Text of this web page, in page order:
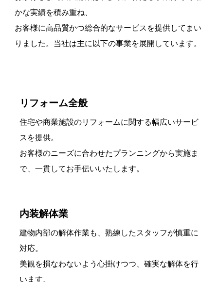
かな実績を積み重ね、
お客様に高品質かつ総合的なサービスを提供してまい
りました。当社は主に以下の事業を展開しています。
リフォーム全般
住宅や商業施設のリフォームに関する幅広いサービ
スを提供。
お客様のニーズに合わせたプランニングから実施ま
で、一貫してお手伝いいたします。
内装解体業
建物内部の解体作業も、熟練したスタッフが慎重に
対応。
美観を損なわないよう心掛けつつ、確実な解体を行
います。